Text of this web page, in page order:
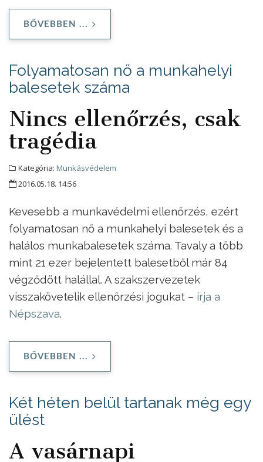
BŐVEBBEN ...
Folyamatosan nő a munkahelyi
balesetek száma
Nincs ellenőrzés, csak
tragédia
Kategória: Munkásvédelem
2016.05.18. 14:56
Kevesebb a munkavédelmi ellenőrzés, ezért
folyamatosan nő a munkahelyi balesetek és a
halálos munkabalesetek száma. Tavaly a több
mint 21 ezer bejelentett balesetből már 84
végződött halállal. A szakszervezetek
visszakövetelik ellenőrzési jogukat – írja a
Népszava.
BŐVEBBEN ...
Két héten belül tartanak még egy
ülést
A vasárnapi